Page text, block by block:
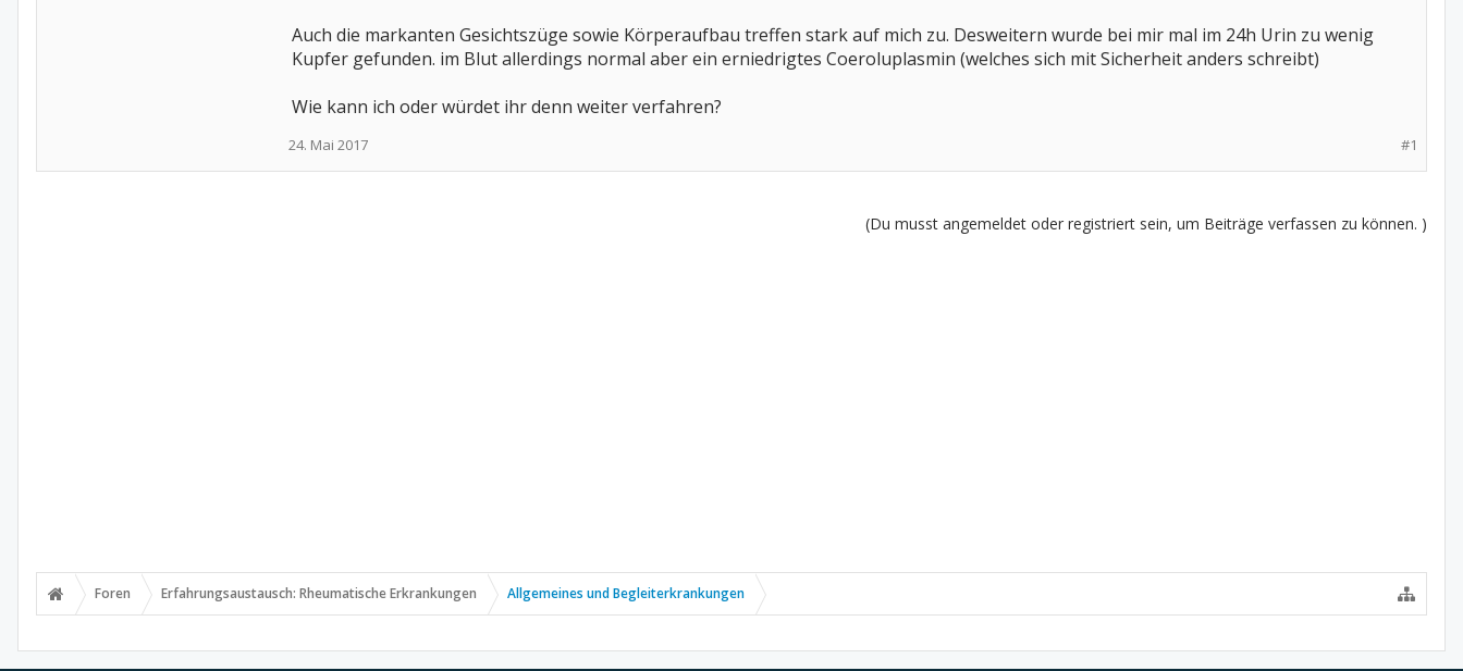
Auch die markanten Gesichtszüge sowie Körperaufbau treffen stark auf mich zu. Desweitern wurde bei mir mal im 24h Urin zu wenig
Kupfer gefunden. im Blut allerdings normal aber ein erniedrigtes Coeroluplasmin (welches sich mit Sicherheit anders schreibt)
Wie kann ich oder würdet ihr denn weiter verfahren?
#1
24. Mai 2017
(Du musst angemeldet oder registriert sein, um Beiträge verfassen zu können. )
Foren Erfahrungsaustausch: Rheumatische Erkrankungen Allgemeines und Begleiterkrankungen